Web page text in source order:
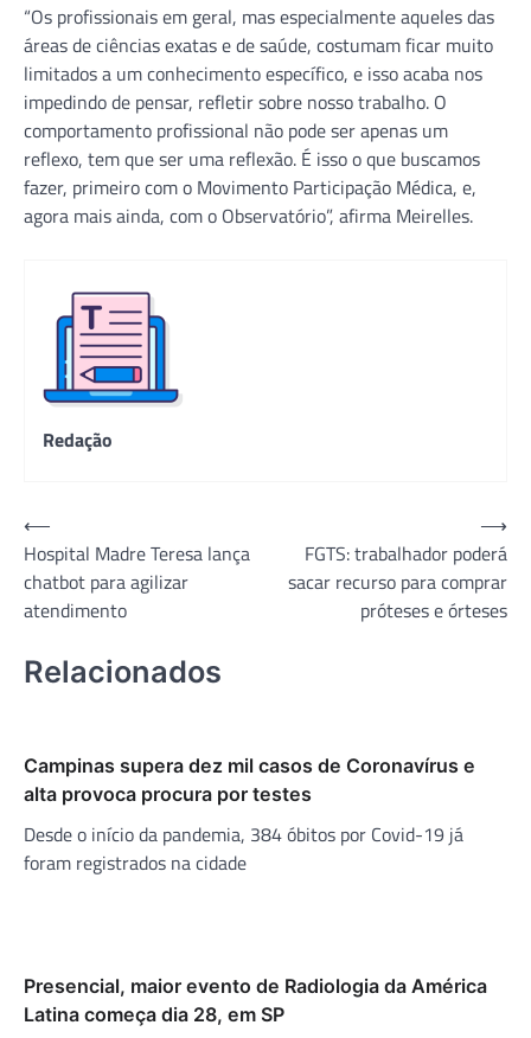
“Os profissionais em geral, mas especialmente aqueles das
áreas de ciências exatas e de saúde, costumam ficar muito
limitados a um conhecimento específico, e isso acaba nos
impedindo de pensar, refletir sobre nosso trabalho. O
comportamento profissional não pode ser apenas um
reflexo, tem que ser uma reflexão. É isso o que buscamos
fazer, primeiro com o Movimento Participação Médica, e,
agora mais ainda, com o Observatório”, afirma Meirelles.
Redação
Navegação
de
Post
⟵
Hospital Madre Teresa lança
chatbot para agilizar
atendimento
FGTS: trabalhador poderá
sacar recurso para comprar
próteses e órteses
⟶
Relacionados
Campinas supera dez mil casos de Coronavírus e
alta provoca procura por testes
Desde o início da pandemia, 384 óbitos por Covid-19 já
foram registrados na cidade
Presencial, maior evento de Radiologia da América
Latina começa dia 28, em SP